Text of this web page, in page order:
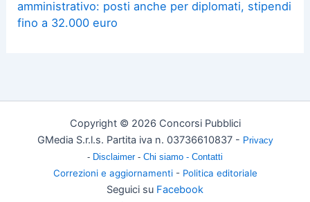
amministrativo: posti anche per diplomati, stipendi
fino a 32.000 euro
Copyright © 2026 Concorsi Pubblici
GMedia S.r.l.s. Partita iva n. 03736610837 - Privacy
- Disclaimer - Chi siamo - Contatti
Correzioni e aggiornamenti- Politica editoriale
Seguici su Facebook